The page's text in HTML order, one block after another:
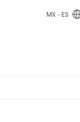
MX - ES